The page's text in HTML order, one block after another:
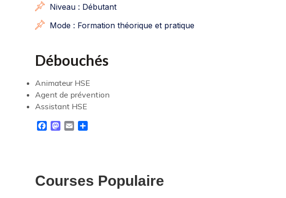
Niveau : Débutant
Mode : Formation théorique et pratique
Débouchés
Animateur HSE
Agent de prévention
Assistant HSE
Facebook
Mastodon
Email
Courses Populaire